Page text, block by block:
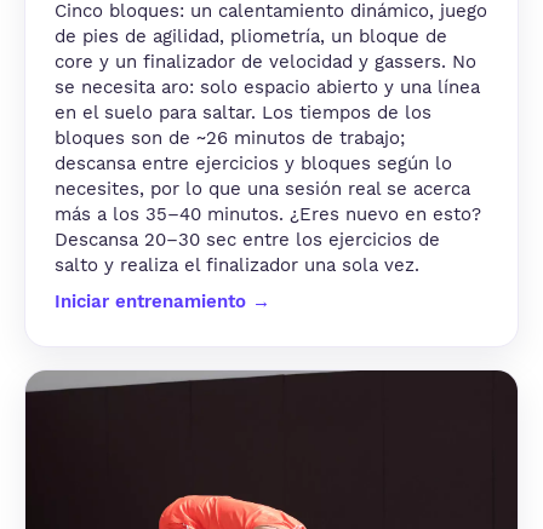
Cinco bloques: un calentamiento dinámico, juego
de pies de agilidad, pliometría, un bloque de
core y un finalizador de velocidad y gassers. No
se necesita aro: solo espacio abierto y una línea
en el suelo para saltar. Los tiempos de los
bloques son de ~26 minutos de trabajo;
descansa entre ejercicios y bloques según lo
necesites, por lo que una sesión real se acerca
más a los 35–40 minutos. ¿Eres nuevo en esto?
Descansa 20–30 sec entre los ejercicios de
salto y realiza el finalizador una sola vez.
Iniciar entrenamiento →